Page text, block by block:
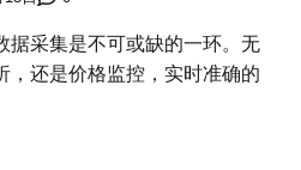
据采集是不可或缺的一环。无
，还是价格监控，实时准确的